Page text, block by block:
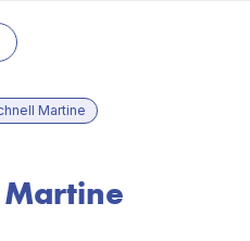
Martine
Martine